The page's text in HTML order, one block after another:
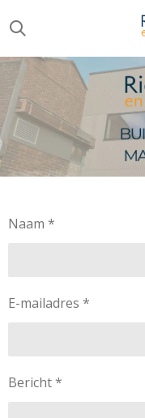
direct
naar
de
hoofdinhoud
Naam *
E-mailadres *
Bericht *